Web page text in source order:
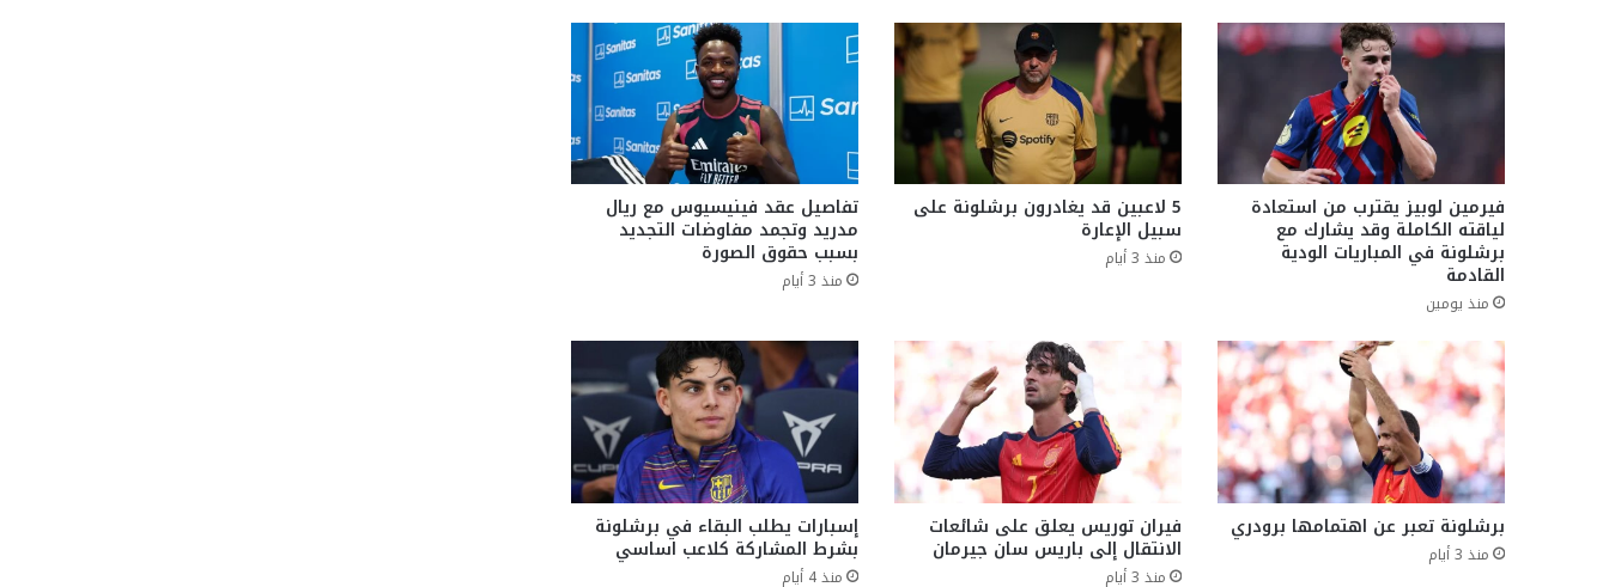
فيرمين لوبيز يقترب من استعادة
لياقته الكاملة وقد يشارك مع
برشلونة في المباريات الودية
القادمة
منذ يومين
5 لاعبين قد يغادرون برشلونة على
سبيل الإعارة
منذ 3 أيام
تفاصيل عقد فينيسيوس مع ريال
مدريد وتجمد مفاوضات التجديد
بسبب حقوق الصورة
منذ 3 أيام
برشلونة تعبر عن اهتمامها برودري
منذ 3 أيام
فيران توريس يعلق على شائعات
الانتقال إلى باريس سان جيرمان
منذ 3 أيام
إسبارات يطلب البقاء في برشلونة
بشرط المشاركة كلاعب اساسي
منذ 4 أيام